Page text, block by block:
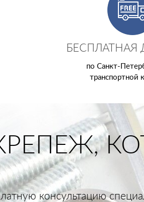
БЕСПЛАТНАЯ
по Санкт-
транспортной
консультацию